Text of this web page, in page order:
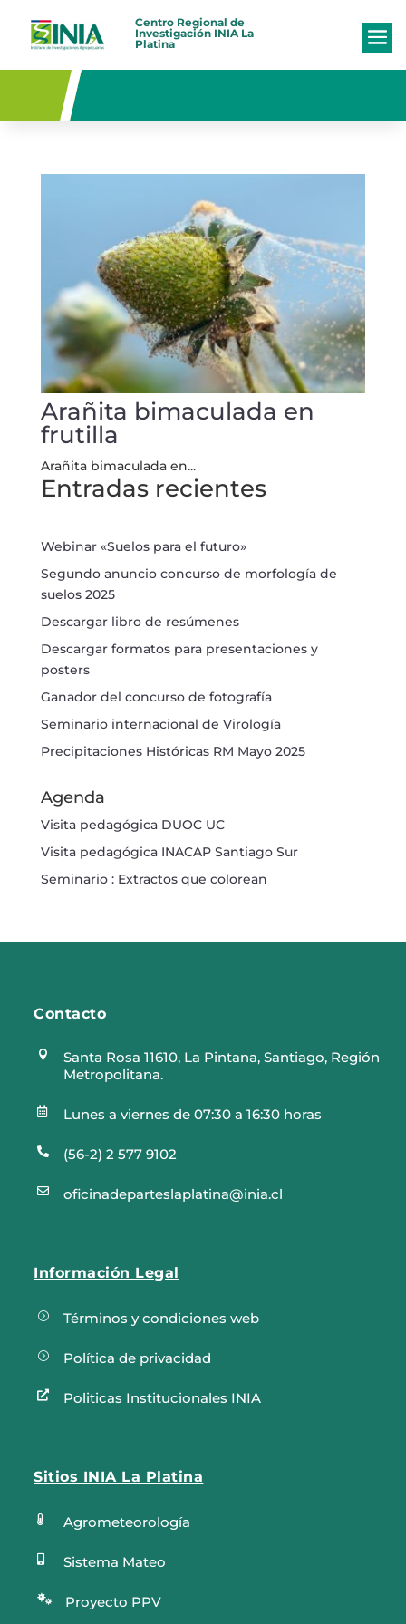
Centro Regional de
Investigación INIA La
Platina
Arañita bimaculada en
frutilla
Arañita bimaculada en...
Entradas recientes
Webinar «Suelos para el futuro»
Segundo anuncio concurso de morfología de
suelos 2025
Descargar libro de resúmenes
Descargar formatos para presentaciones y
posters
Ganador del concurso de fotografía
Seminario internacional de Virología
Precipitaciones Históricas RM Mayo 2025
Agenda
Visita pedagógica DUOC UC
Visita pedagógica INACAP Santiago Sur
Seminario : Extractos que colorean
Contacto

Santa Rosa 11610, La Pintana, Santiago, Región
Metropolitana.
 Lunes a viernes de 07:30 a 16:30 horas
 (56-2) 2 577 9102
 oficinadeparteslaplatina@inia.cl
Información Legal
= Términos y condiciones web
= Política de privacidad
 Politicas Institucionales INIA
Sitios INIA La Platina
 Agrometeorología
 Sistema Mateo
 Proyecto PPV